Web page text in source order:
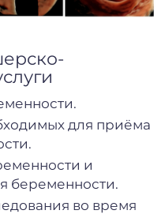
для приёма
и
беременности.
во время